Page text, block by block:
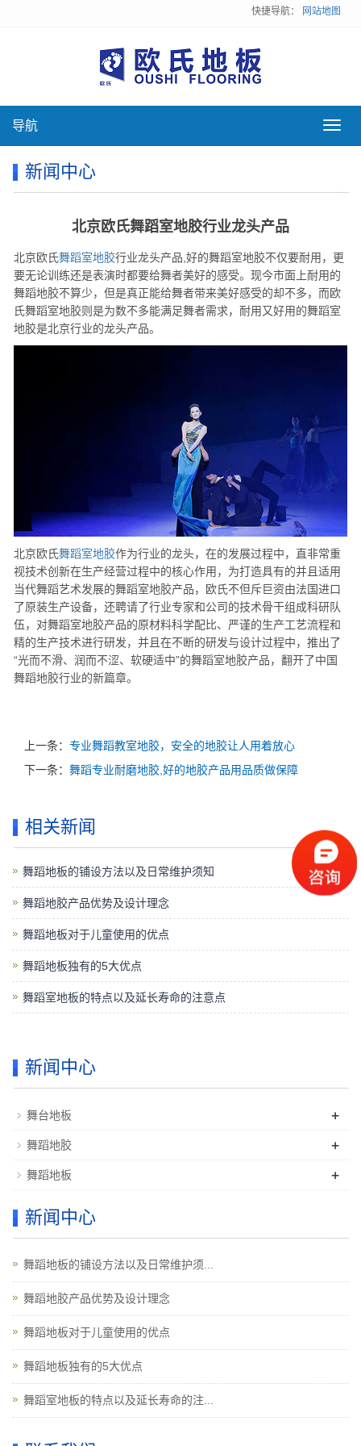
快捷导航： 网站地图
导
导航
新闻中心
北京欧氏舞蹈室地胶行业龙头产品
北京欧氏舞蹈室地胶行业龙头产品,好的舞蹈室地胶不仅要耐用，更
要无论训练还是表演时都要给舞者美好的感受。现今市面上耐用的
舞蹈地胶不算少，但是真正能给舞者带来美好感受的却不多，而欧
氏舞蹈室地胶则是为数不多能满足舞者需求，耐用又好用的舞蹈室
地胶是北京行业的龙头产品。
北京欧氏舞蹈室地胶作为行业的龙头，在的发展过程中，直非常重
视技术创新在生产经营过程中的核心作用，为打造具有的并且适用
当代舞蹈艺术发展的舞蹈室地胶产品，欧氏不但斥巨资由法国进口
了原装生产设备，还聘请了行业专家和公司的技术骨干组成科研队
伍，对舞蹈室地胶产品的原材料科学配比、严谨的生产工艺流程和
精的生产技术进行研发，并且在不断的研发与设计过程中，推出了
“光而不滑、润而不涩、软硬适中”的舞蹈室地胶产品，翻开了中国
舞蹈地胶行业的新篇章。
上一条： 专业舞蹈教室地胶，安全的地胶让人用着放心
下一条： 舞蹈专业耐磨地胶,好的地胶产品用品质做保障
相关新闻
舞蹈地板的铺设方法以及日常维护须知
舞蹈地胶产品优势及设计理念
舞蹈地板对于儿童使用的优点
舞蹈地板独有的5大优点
舞蹈室地板的特点以及延长寿命的注意点
新闻中心
舞台地板 +
舞蹈地胶 +
舞蹈地板 +
新闻中心
舞蹈地板的铺设方法以及日常维护须...
舞蹈地胶产品优势及设计理念
舞蹈地板对于儿童使用的优点
舞蹈地板独有的5大优点
舞蹈室地板的特点以及延长寿命的注...